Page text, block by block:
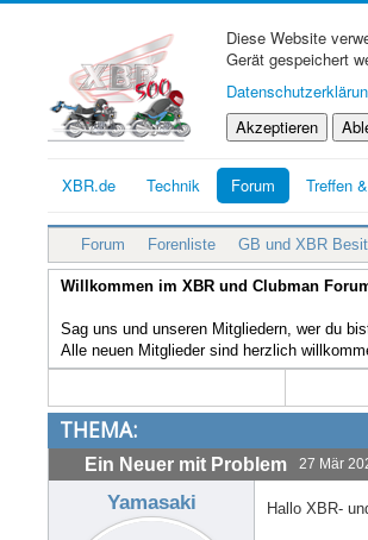
Diese Website
Gerät gespeichert
Akzeptieren
XBR.de Technik Forum Treffen
Forum Forenliste GB und XBR
Willkommen im XBR und Clubman
Sag uns und unseren Mitgliedern, wer du
Alle neuen Mitglieder sind herzlich
THEMA:
Ein Neuer mit Problem 27 Mär
Yamasaki Hallo XBR-